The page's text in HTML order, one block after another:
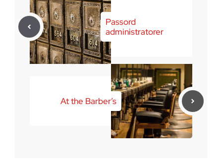
Passord
administratorer
At the Barber’s